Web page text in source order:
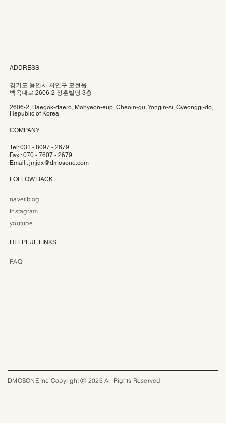
ADDRESS
경기도 용인시 처인구 모현읍
백옥대로 2606-2 정훈빌딩 3층
2606-2, Baegok-daero, Mohyeon-eup, Cheoin-gu, Yongin-si, Gyeonggi-do,
Republic of Korea
COMPANY
Tel: 031 - 8097 - 2679
Fax : 070 - 7607 - 2679
Email :jmjdx@dmosone.com
FOLLOW BACK
naver.blog
Instagram
youtube
HELPFUL LINKS
FAQ
DMOSONE Inc Copyright ⓒ 2025 All Rights Reserved.​